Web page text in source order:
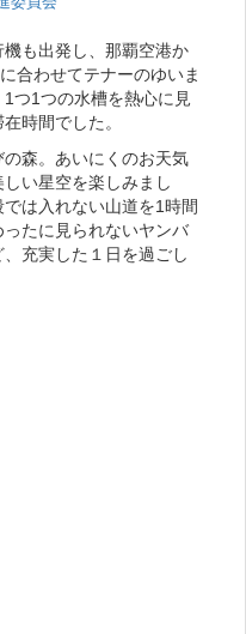
も出発し、那覇空港か
合わせてテナーのゆいま
つ1つの水槽を熱心に見
時間でした。
森。あいにくのお天気
い星空を楽しみまし
は入れない山道を1時間
たに見られないヤンバ
充実した１日を過ごし